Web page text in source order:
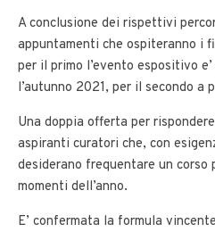
A conclusione dei rispettivi
appuntamenti che ospiteranno i
per il primo l’evento espositivo
l’autunno 2021, per il secondo a
Una doppia offerta per
aspiranti curatori che, con
desiderano frequentare un
momenti dell’anno.
E’ confermata la formula